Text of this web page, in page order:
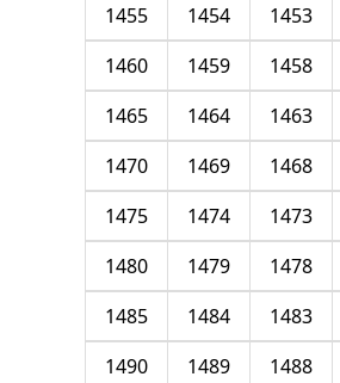
1453
1454
1455
1458
1459
1460
1463
1464
1465
1468
1469
1470
1473
1474
1475
1478
1479
1480
1483
1484
1485
1488
1489
1490